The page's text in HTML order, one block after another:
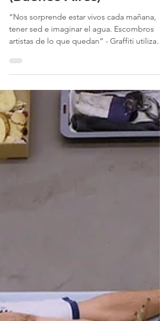
Grupo Escombros
(Buenos Aires)
tener sed e imaginar el agua. Escombros
artistas de lo que quedan” - Graffiti
los terrenos de San Telmo Por Rodrigo Ruíz
Orozco Escombros (1998), de la serie
Pancartas I. Foto cortesía Grupo Escombros
El Grupo Escombros nace el 9 de julio de
1988 en la ciudad de La Plata, provincia de
Buenos Aires, en un contexto todavía
atravesado por los residuos —materiales y